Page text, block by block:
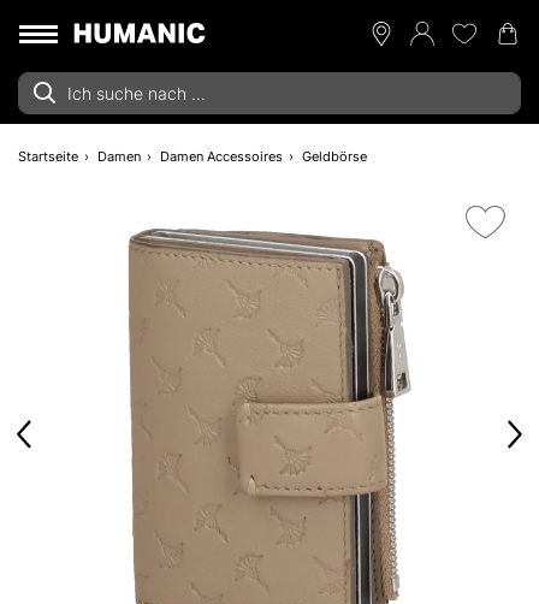
Startseite Damen Damen Accessoires Geldbörse